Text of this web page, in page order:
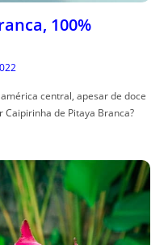
100%
central, apesar de doce
de Pitaya Branca?